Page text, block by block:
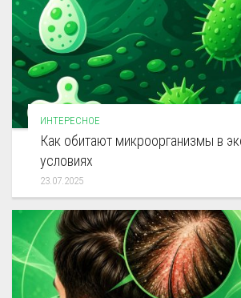
ИНТЕРЕСНОЕ
Как обитают микроорганизмы в
условиях
23.07.2025